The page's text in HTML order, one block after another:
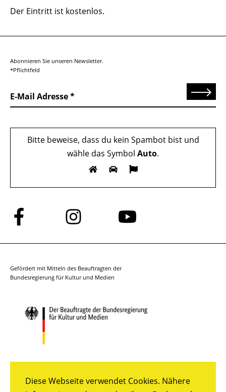
Diese Webseite verwendet Cookies. Nähere
Der Eintritt ist kostenlos.
Abonnieren Sie unseren Newsletter.
*Pflichtfeld
E-Mail Adresse Senden
Bitte beweise, dass du kein Spambot bist und
wähle das Symbol Auto.
Folge
uns
auf
Folge
uns
auf
Folge
auf
Gefördert mit Mitteln des Beauftragten der
Bundesregierung für Kultur und Medien